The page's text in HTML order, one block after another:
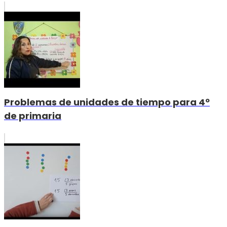
Problemas de unidades de tiempo para 4º
de primaria